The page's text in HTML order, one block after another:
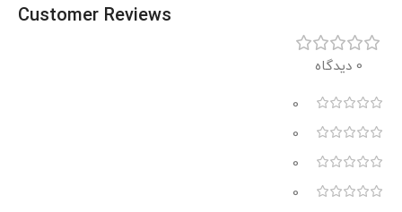
Customer Reviews
0 دیدگاه
0
0
0
0